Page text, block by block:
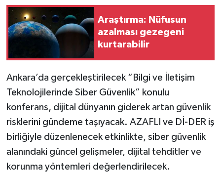
Araştırma: Nüfusun
azalması gezegeni
kurtarabilir
Ankara’da gerçekleştirilecek “Bilgi ve İletişim
Teknolojilerinde Siber Güvenlik” konulu
konferans, dijital dünyanın giderek artan güvenlik
risklerini gündeme taşıyacak. AZAFLI ve Dİ-DER iş
birliğiyle düzenlenecek etkinlikte, siber güvenlik
alanındaki güncel gelişmeler, dijital tehditler ve
korunma yöntemleri değerlendirilecek.
Yurt
2024 Seçim Sonuçları